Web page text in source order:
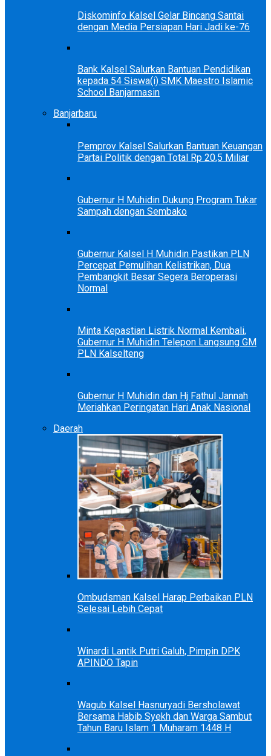
Diskominfo Kalsel Gelar Bincang Santai
dengan Media Persiapan Hari Jadi ke-76
Bank Kalsel Salurkan Bantuan Pendidikan
kepada 54 Siswa(i) SMK Maestro Islamic
School Banjarmasin
Banjarbaru
Pemprov Kalsel Salurkan Bantuan Keuangan
Partai Politik dengan Total Rp 20,5 Miliar
Gubernur H Muhidin Dukung Program Tukar
Sampah dengan Sembako
Gubernur Kalsel H Muhidin Pastikan PLN
Percepat Pemulihan Kelistrikan, Dua
Pembangkit Besar Segera Beroperasi
Normal
Minta Kepastian Listrik Normal Kembali,
Gubernur H Muhidin Telepon Langsung GM
PLN Kalselteng
Gubernur H Muhidin dan Hj Fathul Jannah
Meriahkan Peringatan Hari Anak Nasional
Daerah
Ombudsman Kalsel Harap Perbaikan PLN
Selesai Lebih Cepat
Winardi Lantik Putri Galuh, Pimpin DPK
APINDO Tapin
Wagub Kalsel Hasnuryadi Bersholawat
Bersama Habib Syekh dan Warga Sambut
Tahun Baru Islam 1 Muharam 1448 H